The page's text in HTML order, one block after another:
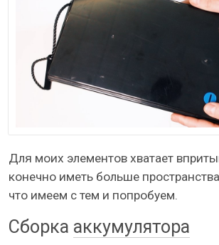
Для моих элементов хватает
конечно иметь больше
что имеем с тем и попробуем.
Сборка аккумулятора